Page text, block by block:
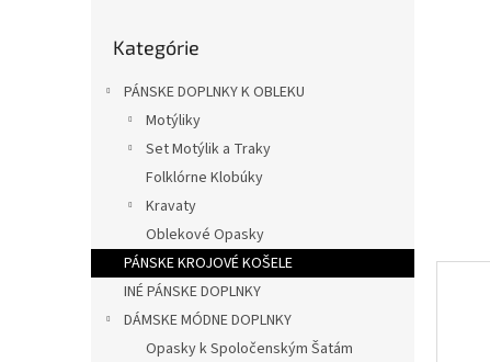
kategórie
Kategórie
PÁNSKE DOPLNKY K OBLEKU
Motýliky
Set Motýlik a Traky
Folklórne Klobúky
Kravaty
Oblekové Opasky
PÁNSKE KROJOVÉ KOŠELE
INÉ PÁNSKE DOPLNKY
DÁMSKE MÓDNE DOPLNKY
Opasky k Spoločenským Šatám